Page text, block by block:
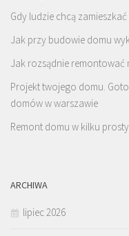
Gdy ludzie chcą
Jak przy budowie domu
Jak rozsądnie remontować
Projekt twojego domu.
domów w warszawie
Remont domu w kilku
ARCHIWA
lipiec 2026